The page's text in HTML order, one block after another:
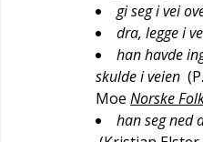
gi seg i vei
dra, legge i
han havde
skulde i veien (
Moe Norske
han seg ned